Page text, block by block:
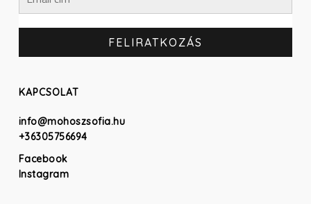
KAPCSOLAT
info@mohoszsofia.hu
+36305756694
Facebook
Instagram